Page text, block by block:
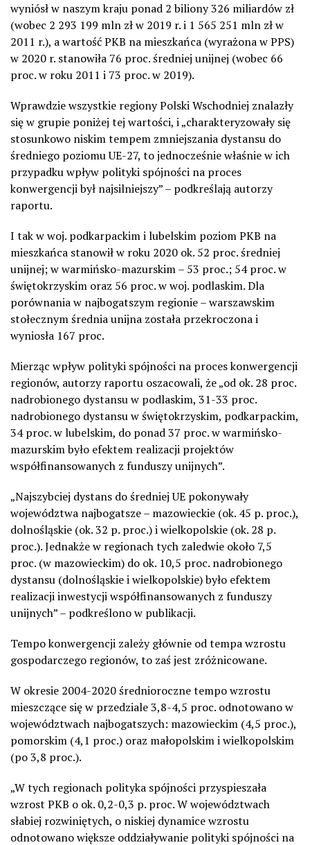
wyniósł w naszym kraju ponad 2 biliony 326 miliardów zł
(wobec 2 293 199 mln zł w 2019 r. i 1 565 251 mln zł w
2011 r.), a wartość PKB na mieszkańca (wyrażona w PPS)
w 2020 r. stanowiła 76 proc. średniej unijnej (wobec 66
proc. w roku 2011 i 73 proc. w 2019).
Wprawdzie wszystkie regiony Polski Wschodniej znalazły
się w grupie poniżej tej wartości, i „charakteryzowały się
stosunkowo niskim tempem zmniejszania dystansu do
średniego poziomu UE-27, to jednocześnie właśnie w ich
przypadku wpływ polityki spójności na proces
konwergencji był najsilniejszy” – podkreślają autorzy
raportu.
I tak w woj. podkarpackim i lubelskim poziom PKB na
mieszkańca stanowił w roku 2020 ok. 52 proc. średniej
unijnej; w warmińsko-mazurskim – 53 proc.; 54 proc. w
świętokrzyskim oraz 56 proc. w woj. podlaskim. Dla
porównania w najbogatszym regionie – warszawskim
stołecznym średnia unijna została przekroczona i
wyniosła 167 proc.
Mierząc wpływ polityki spójności na proces konwergencji
regionów, autorzy raportu oszacowali, że „od ok. 28 proc.
nadrobionego dystansu w podlaskim, 31-33 proc.
nadrobionego dystansu w świętokrzyskim, podkarpackim,
34 proc. w lubelskim, do ponad 37 proc. w warmińsko-
mazurskim było efektem realizacji projektów
współfinansowanych z funduszy unijnych”.
„Najszybciej dystans do średniej UE pokonywały
województwa najbogatsze – mazowieckie (ok. 45 p. proc.),
dolnośląskie (ok. 32 p. proc.) i wielkopolskie (ok. 28 p.
proc.). Jednakże w regionach tych zaledwie około 7,5
proc. (w mazowieckim) do ok. 10,5 proc. nadrobionego
dystansu (dolnośląskie i wielkopolskie) było efektem
realizacji inwestycji współfinansowanych z funduszy
unijnych” – podkreślono w publikacji.
Tempo konwergencji zależy głównie od tempa wzrostu
gospodarczego regionów, to zaś jest zróżnicowane.
W okresie 2004-2020 średnioroczne tempo wzrostu
mieszczące się w przedziale 3,8-4,5 proc. odnotowano w
województwach najbogatszych: mazowieckim (4,5 proc.),
pomorskim (4,1 proc.) oraz małopolskim i wielkopolskim
(po 3,8 proc.).
„W tych regionach polityka spójności przyspieszała
wzrost PKB o ok. 0,2-0,3 p. proc. W województwach
słabiej rozwiniętych, o niskiej dynamice wzrostu
odnotowano większe oddziaływanie polityki spójności na